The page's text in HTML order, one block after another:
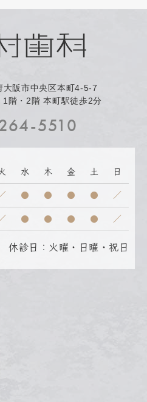
大阪市中央区本町4-5-7
階・2階 本町駅徒歩2分
5510
水 木 金 土 日
● ● ● ● ／
● ● ● ● ／
休診日：火曜・日曜・祝日